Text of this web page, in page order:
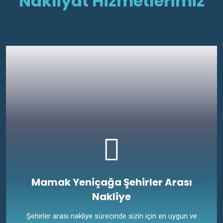
Mamak Yeniçağa Şehirler Arası
Nakliye
Şehirler arası nakliye sürecinde sizin için en uygun ve